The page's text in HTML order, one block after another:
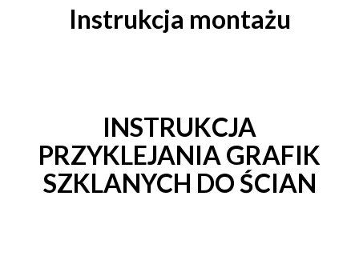
Instrukcja montażu
INSTRUKCJA
PRZYKLEJANIA GRAFIK
SZKLANYCH DO ŚCIAN